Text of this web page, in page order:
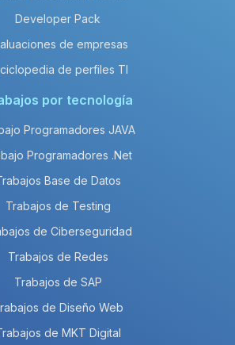
Developer Pack
de empresas
de perfiles TI
por tecnología
Programadores JAVA
Programadores .Net
Base de Datos
Trabajos de Testing
de Ciberseguridad
Trabajos de Redes
Trabajos de SAP
de Diseño Web
de MKT Digital